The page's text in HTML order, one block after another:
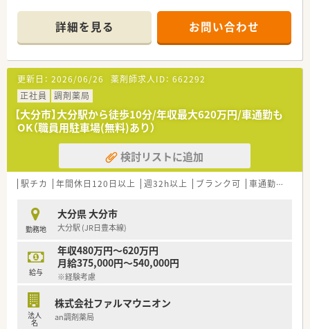
援体制は整っています。
■門前の小児科を中心に近隣の眼科や心療内科からも処方箋を
応需しております。
■徒歩圏内に飲食店やコンビニ等も多数ございますのでランチ
や買い物にも便利な立地です。
＜こんな企業です＞
■人事考課制度も導入されており、仕事への頑張りをきちんと評
価頂ける環境です
■症例検討に関する勉強会も定期的に実施予定です
■在宅にも力を入れていますので、薬剤師として幅広い経験を積
■各種資格の取得を奨励されております
■「患者様のために」を軸としてその方針が同じであれば、アプ
しやすい環境です。
■LINEWORKSを使って社員間のコミュニケーションの活性化
を図っています。
＜こんな方にオススメ＞
■管理薬剤師として店舗運営を行いたい方
■年収アップを目指す方
詳細を見る お問い合わせ
更新日： 2026/06/26 薬剤師求人ID： 662292
正社員
調剤薬局
【大分市】大分駅から徒歩10分/年収最大620万円/車通勤も
OK（職員用駐車場(無料)あり）
検討リストに追加
駅チカ 年間休日120日以上 週32h以上 ブランク可 車通勤可
勤務地
大分県 大分市
大分駅 (JR日豊本線)
給与
年収480万円～620万円
月給375,000円～540,000円
※経験考慮
法人
名
株式会社ファルマウニオン
an調剤薬局